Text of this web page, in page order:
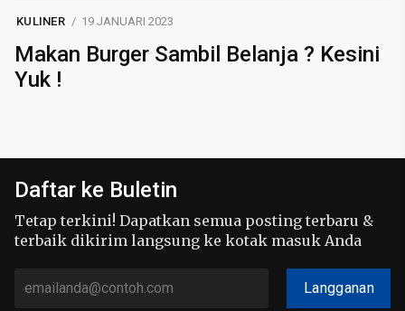
KULINER 19 JANUARI 2023
Makan Burger Sambil Belanja ? Kesini
Yuk !
Daftar ke Buletin
Tetap terkini! Dapatkan semua posting terbaru &
terbaik dikirim langsung ke kotak masuk Anda
Langganan